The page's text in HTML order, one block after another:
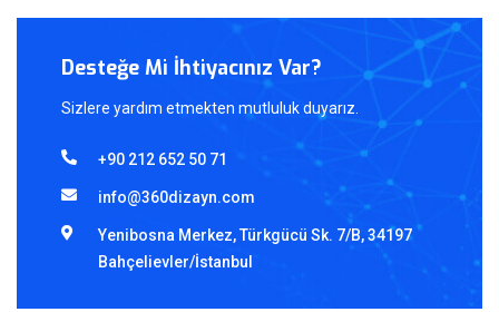
Desteğe Mi İhtiyacınız Var?
Sizlere yardım etmekten mutluluk duyarız.
+90 212 652 50 71
info@360dizayn.com
Yenibosna Merkez, Türkgücü Sk. 7/B, 34197
Bahçelievler/İstanbul